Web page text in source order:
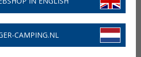
CAMPING.NL